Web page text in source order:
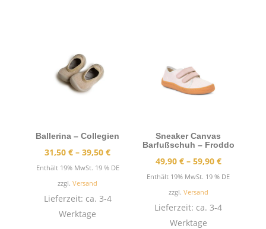
Ballerina – Collegien
31,50€ –39,50€Preisspanne:
31,50 €
39,50 €
Enthält 19% MwSt. 19 % DE
zzgl.Versand
Lieferzeit: ca. 3-4
Werktage
Sneaker Canvas
Barfußschuh – Froddo
49,90 € – 59,90 €
49,90 €
59,90 €
Enthält 19% MwSt. 19 % DE
zzgl. Versand
Lieferzeit: ca. 3-4
Werktage